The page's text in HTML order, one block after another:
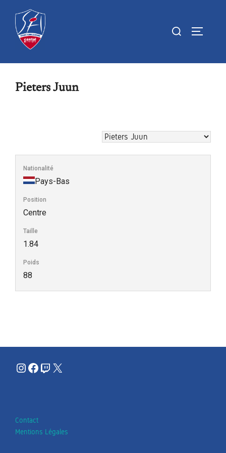
contenu
Rechercher :
Pieters Juun
Nationalité
Pays-Bas
Position
Centre
Taille
1.84
Poids
88
Instagram
Facebook
Twitch
X
Contact
Mentions Légales